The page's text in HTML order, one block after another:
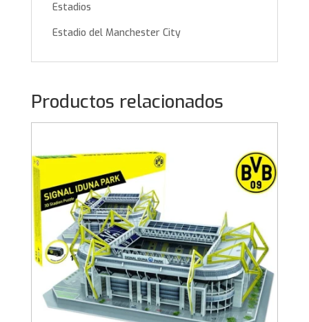
Estadios
Estadio del Manchester City
Productos relacionados